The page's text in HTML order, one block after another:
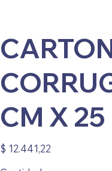
CM X
Precio
$ 12.441,22